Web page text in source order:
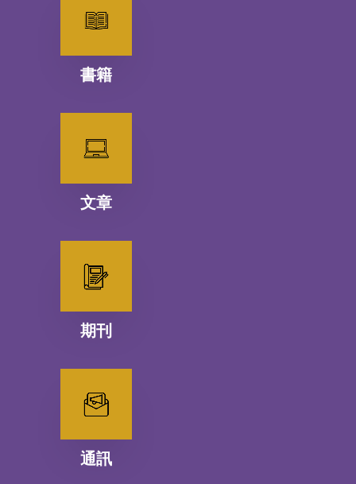
書籍
文章
期刊
通訊